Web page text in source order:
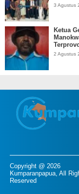
3 Agustus
Ketua
2 Agustus
Copyright @ 2026
Kumparanpapua, All
Reserved